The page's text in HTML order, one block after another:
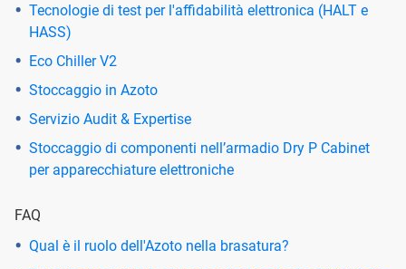
Tecnologie di test per l'affidabilità elettronica (HALT e
HASS)
Eco Chiller V2
Stoccaggio in Azoto
Servizio Audit & Expertise
Stoccaggio di componenti nell’armadio Dry P Cabinet
per apparecchiature elettroniche
FAQ
Qual è il ruolo dell'Azoto nella brasatura?